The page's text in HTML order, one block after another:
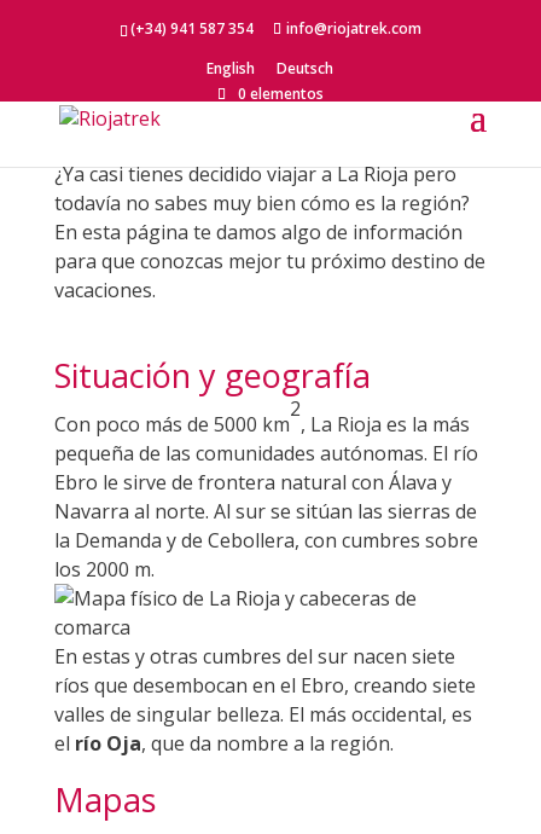
(+34) 941 587 354
info@riojatrek.com
English
Deutsch
0 elementos
La Rioja
¿Ya casi tienes decidido viajar a La Rioja pero
todavía no sabes muy bien cómo es la región?
En esta página te damos algo de información
para que conozcas mejor tu próximo destino de
vacaciones.
Situación y geografía
Con poco más de 5000 km
2
, La Rioja es la más
pequeña de las comunidades autónomas. El río
Ebro le sirve de frontera natural con Álava y
Navarra al norte. Al sur se sitúan las sierras de
la Demanda y de Cebollera, con cumbres sobre
los 2000 m.
En estas y otras cumbres del sur nacen siete
ríos que desembocan en el Ebro, creando siete
valles de singular belleza. El más occidental, es
el río Oja, que da nombre a la región.
Mapas